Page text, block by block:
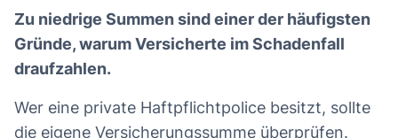
Zu niedrige Summen sind einer der häufigsten
Gründe, warum Versicherte im Schadenfall
draufzahlen.
Wer eine private Haftpflichtpolice besitzt, sollte
die eigene Versicherungssumme überprüfen.